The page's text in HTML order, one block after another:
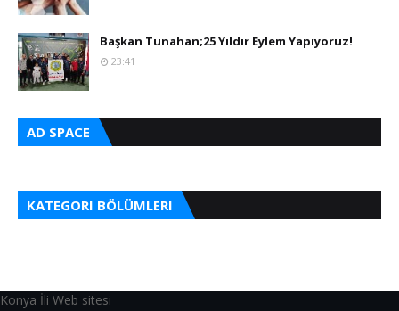
Başkan Tunahan;25 Yıldır Eylem Yapıyoruz!
23:41
AD SPACE
KATEGORI BÖLÜMLERI
Konya İli Web sitesi